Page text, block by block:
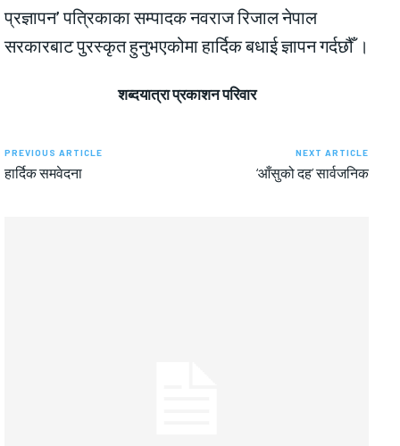
प्रज्ञापन’ पत्रिकाका सम्पादक नवराज रिजाल नेपाल
सरकारबाट पुरस्कृत हुनुभएकोमा हार्दिक बधाई ज्ञापन गर्दछौँ ।
शब्दयात्रा प्रकाशन परिवार
PREVIOUS ARTICLE
हार्दिक समवेदना
NEXT ARTICLE
‘आँसुको दह’ सार्वजनिक